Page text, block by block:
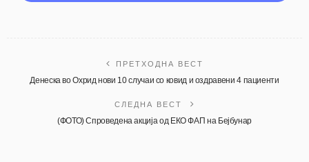
ПРЕТХОДНА ВЕСТ
Денеска во Охрид нови 10 случаи со ковид и оздравени 4 пациенти
СЛЕДНА ВЕСТ
(ФОТО) Спроведена акција од ЕКО ФАП на Бејбунар